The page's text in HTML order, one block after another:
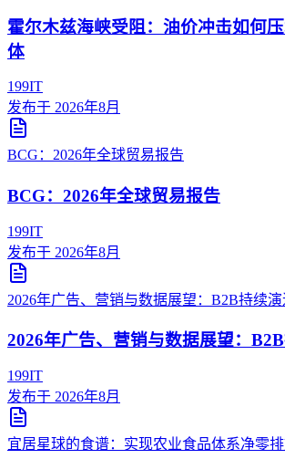
霍尔木兹海峡受阻：油价冲击如何
体
199IT
发布于 2026年8月
BCG：2026年全球贸易报告
BCG：2026年全球贸易报告
199IT
发布于 2026年8月
2026年广告、营销与数据展望：B2B持续
2026年广告、营销与数据展望：
199IT
发布于 2026年8月
宜居星球的食谱：实现农业食品体系净零